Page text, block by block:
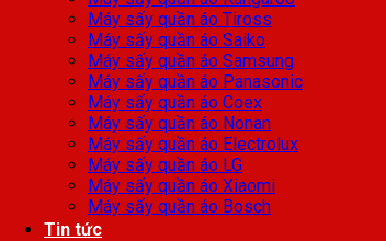
Máy sấy quần áo Tiross
Máy sấy quần áo Saiko
Máy sấy quần áo Samsung
Máy sấy quần áo Panasonic
Máy sấy quần áo Coex
Máy sấy quần áo Nonan
Máy sấy quần áo Electrolux
Máy sấy quần áo LG
Máy sấy quần áo Xiaomi
Máy sấy quần áo Bosch
Tin tức